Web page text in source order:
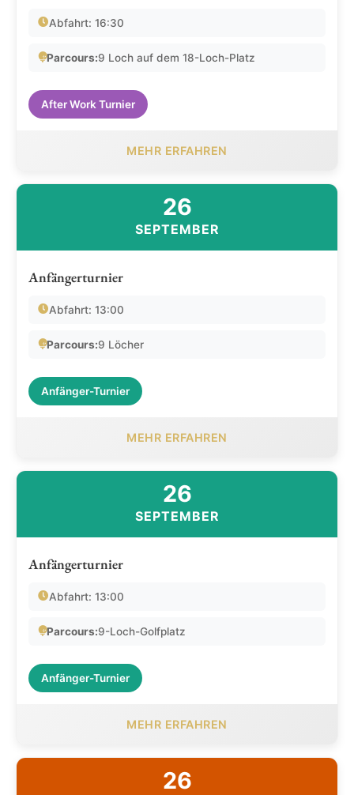
Abfahrt: 16:30
Parcours:9 Loch auf dem 18-Loch-Platz
After Work Turnier
MEHR ERFAHREN
26
SEPTEMBER
Anfängerturnier
Abfahrt: 13:00
Parcours:9 Löcher
Anfänger-Turnier
MEHR ERFAHREN
26
SEPTEMBER
Anfängerturnier
Abfahrt: 13:00
Parcours:9-Loch-Golfplatz
Anfänger-Turnier
MEHR ERFAHREN
26